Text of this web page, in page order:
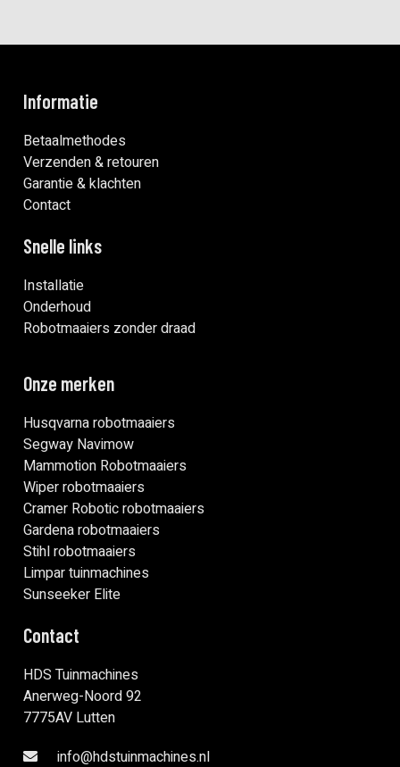
Informatie
Betaalmethodes
Verzenden & retouren
Garantie & klachten
Contact
Snelle links
Installatie
Onderhoud
Robotmaaiers zonder draad
Onze merken
Husqvarna robotmaaiers
Segway Navimow
Mammotion Robotmaaiers
Wiper robotmaaiers
Cramer Robotic robotmaaiers
Gardena robotmaaiers
Stihl robotmaaiers
Limpar tuinmachines
Sunseeker Elite
Contact
HDS Tuinmachines
Anerweg-Noord 92
7775AV Lutten
info@hdstuinmachines.nl